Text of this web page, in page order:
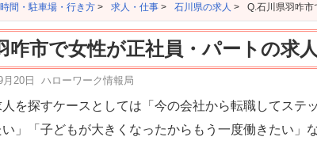
間・駐車場・行き方 > 求人・仕事 > 石川県の求人 > Q.石川県羽咋市
咋市で女性が正社員・パートの求
20日 ハローワーク情報局
を探すケースとしては「今の会社から転職してステ
」「子どもが大きくなったからもう一度働きたい」